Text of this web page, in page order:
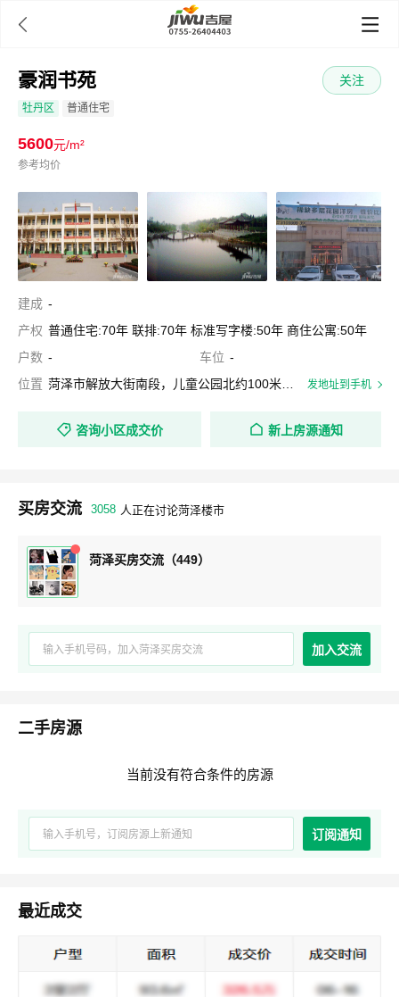

豪润书苑 关注
牡丹区 普通住宅
5600元/m²
参考均价
建成 -
产权 普通住宅:70年 联排:70年 标准写字楼:50年 商住公寓:50年
户数 - 车位 -
位置
发地址到手机
咨询小区成交价 新上房源通知
买房交流 3058 人正在讨论菏泽楼市
菏泽买房交流（449）
加入交流
二手房源
当前没有符合条件的房源
订阅通知
最近成交